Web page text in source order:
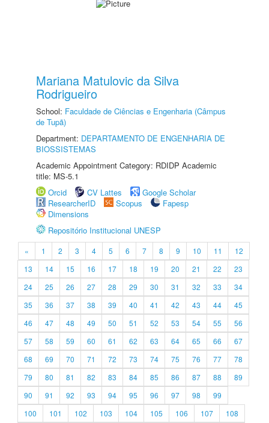
Mariana Matulovic da Silva
Rodrigueiro
School: Faculdade de Ciências e Engenharia (Câmpus
de Tupã)
Department: DEPARTAMENTO DE ENGENHARIA DE
BIOSSISTEMAS
Academic Appointment Category: RDIDP Academic
title: MS-5.1
Orcid
CV Lattes
Google Scholar
ResearcherID
Scopus
Fapesp
Dimensions
Repositório Institucional UNESP
« 1 2 3 4 5 6 7 8 9 10 11
12
13
14 15 16 17 18 19 20 21 22
23
24
25 26 27 28 29 30 31 32 33
34
35
36 37 38 39 40 41 42 43 44
45
46
47 48 49 50 51 52 53 54 55
56
57
58 59 60 61 62 63 64 65 66
67
68
69 70 71 72 73 74 75 76 77
78
79
80 81 82 83 84 85 86 87 88
89
90
91 92 93 94 95 96 97 98
99
100
101 102 103 104 105 106 107
108